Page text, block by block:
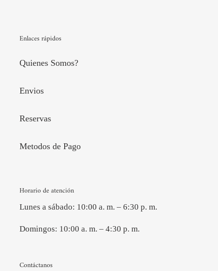
Enlaces rápidos
Quienes Somos?
Envios
Reservas
Metodos de Pago
Horario de atención
Lunes a sábado: 10:00 a. m. – 6:30 p. m.
Domingos: 10:00 a. m. – 4:30 p. m.
Contáctanos